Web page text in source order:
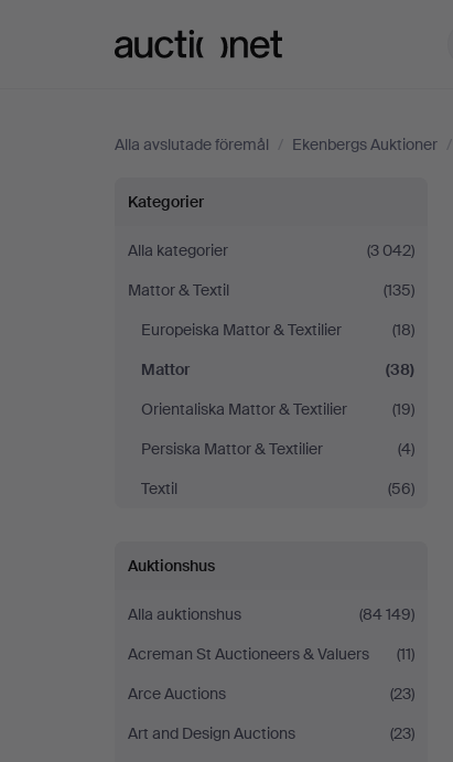
Alla avslutade föremål / Ekenbergs Auktioner /
Mattor
på
Ekenbergs
Auktioner
Kategorier
Alla kategorier
(3 042)
Mattor & Textil
(135)
Europeiska Mattor & Textilier
(18)
Mattor
(38)
Orientaliska Mattor & Textilier
(19)
Persiska Mattor & Textilier
(4)
Textil
(56)
Auktionshus
Alla auktionshus
(84 149)
Acreman St Auctioneers & Valuers
(11)
Arce Auctions
(23)
Art and Design Auctions
(23)